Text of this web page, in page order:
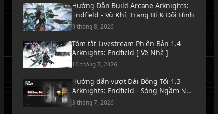
Hướng Dẫn Build Arcane Arknights:
Endfield - Vũ Khí, Trang Bị & Đội Hình
9 tháng 8, 2026
Tóm tắt Livestream Phiên Bản 1.4
Arknights: Endfield [ Về Nhà ]
10 tháng 7, 2026
Hướng dẫn vượt Đài Bóng Tối 1.3
Arknights: Endfield - Sóng Ngầm Nơi
Biển Lặng Tăm Tối
3 tháng 7, 2026